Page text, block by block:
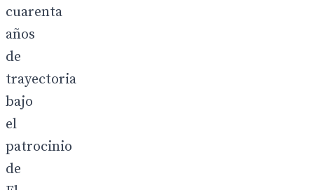
cuarenta
años
de
trayectoria
bajo
el
patrocinio
de